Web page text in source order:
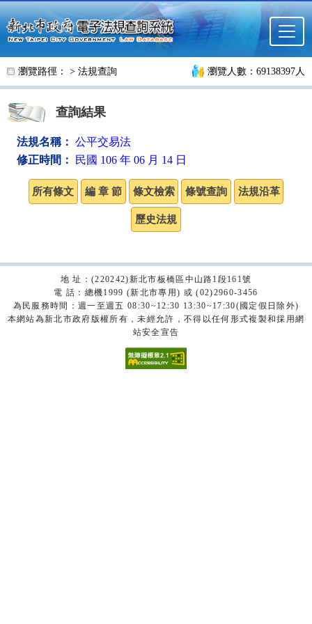
跳至主要內容
瀏覽路徑： > 法規查詢 瀏覽人數：69138397人
查詢結果
法規名稱： 公平交易法
修正時間：
民國 106 年 06 月 14 日
地 址：(220242)新北市板橋區中山路1段161號
電 話：總機1999 (新北市專用) 或 (02)2960-3456
為民服務時間：週一至週五 08:30~12:30 13:30~17:30(國定假日除外)
本網站為新北市政府版權所有，未經允許，不得以任何形式複製和採用網
站安全宣告